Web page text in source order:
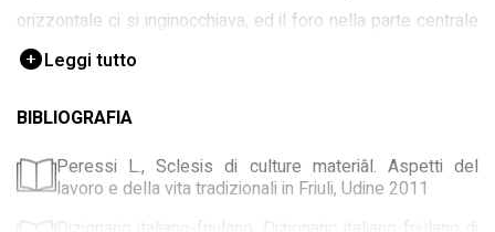
orizzontale ci si inginocchiava, ed il foro nella parte centrale
ne facilitava il trasporto, mentre quello verticale proteggeva
l'aggiunta di soda caustica e lo si utilizzava di solito nel
lavaggio settimanale dei capi, mentre per la biancheria della
Leggi tutto
BIBLIOGRAFIA
Peressi L., Sclesis di culture materiâl. Aspetti del
lavoro e della vita tradizionali in Friuli, Udine 2011